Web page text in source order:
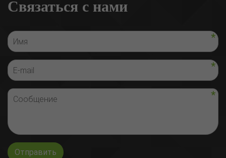
Связаться с нами
Отправить